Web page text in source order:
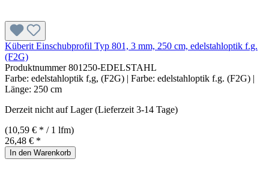
Küberit Einschubprofil Typ 801, 3 mm, 250 cm, edelstahloptik f.g.
(F2G)
Produktnummer801250-EDELSTAHL
Farbe: edelstahloptik f,g, (F2G) | Farbe: edelstahloptik f.g. (F2G) |
Länge: 250 cm
Derzeit nicht auf Lager (Lieferzeit 3-14 Tage)
(10,59 € * / 1 lfm)
26,48 € *
In den Warenkorb